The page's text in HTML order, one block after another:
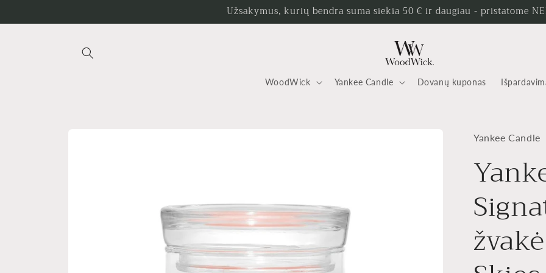
Užsakymus, kurių bendra suma siekia 50 € ir daugiau - pristatome
WoodWick Yankee Candle Dovanų kuponas
Yankee Candle